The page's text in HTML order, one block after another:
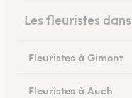
Les fleuristes
Fleuristes à Gimont
Fleuristes à Auch